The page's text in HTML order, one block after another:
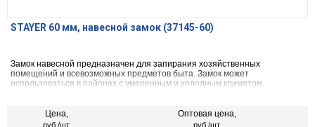
STAYER 60 мм, навесной замок (37145-60)
Замок навесной предназначен для запирания хозяйственных
помещений и всевозможных предметов быта. Замок может
использоваться в районах с умеренным и холодным климатом.
Цена,
руб./шт.
Оптовая цена,
руб./шт.